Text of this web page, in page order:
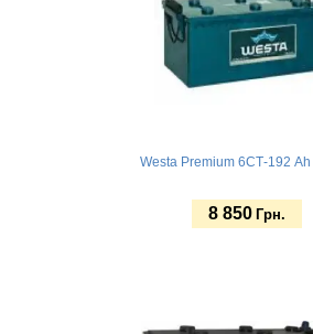
Westa Premium 6СТ-192
8 850 Грн.